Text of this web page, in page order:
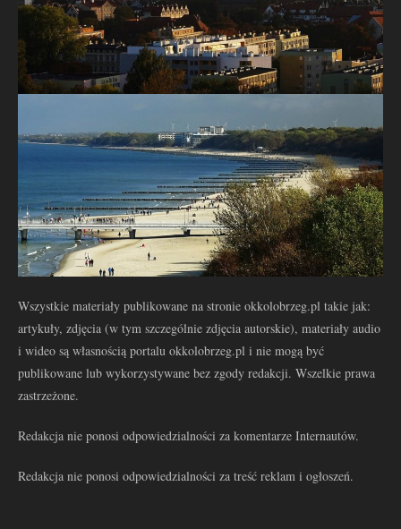
Wszystkie materiały publikowane na stronie okkolobrzeg.pl takie jak:
artykuły, zdjęcia (w tym szczególnie zdjęcia autorskie), materiały audio
i wideo są własnością portalu okkolobrzeg.pl i nie mogą być
publikowane lub wykorzystywane bez zgody redakcji. Wszelkie prawa
zastrzeżone.
Redakcja nie ponosi odpowiedzialności za komentarze Internautów.
Redakcja nie ponosi odpowiedzialności za treść reklam i ogłoszeń.